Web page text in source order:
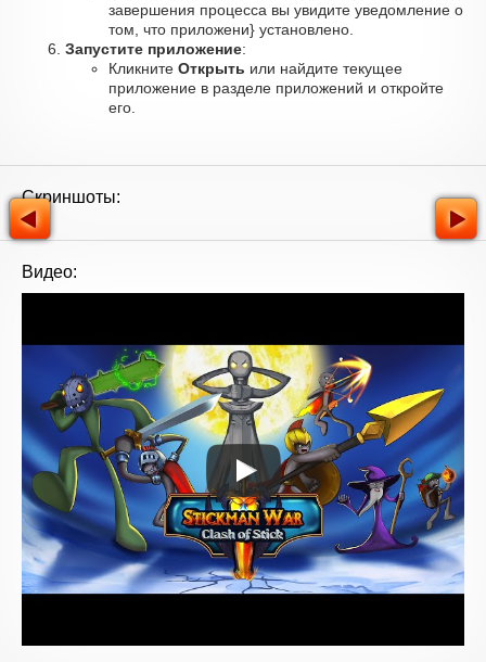
завершения процесса вы увидите уведомление о
том, что приложени} установлено.
Запустите приложение:
Кликните Открыть или найдите текущее
приложение в разделе приложений и откройте
его.
Скриншоты:
Видео: